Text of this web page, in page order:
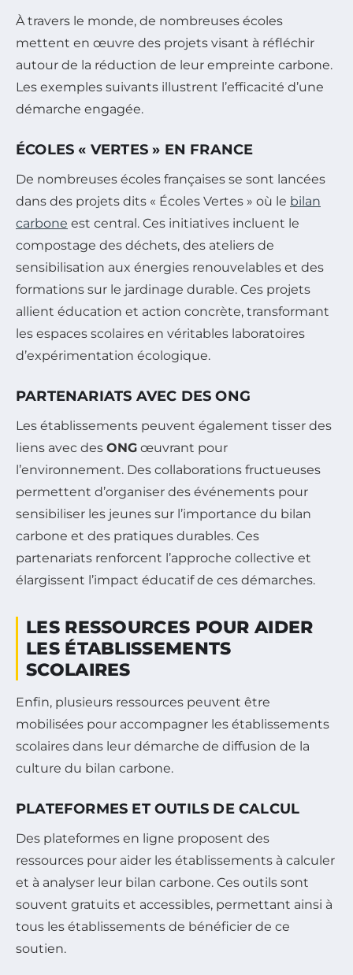
À travers le monde, de nombreuses écoles
mettent en œuvre des projets visant à réfléchir
autour de la réduction de leur empreinte carbone.
Les exemples suivants illustrent l’efficacité d’une
démarche engagée.
ÉCOLES « VERTES » EN FRANCE
De nombreuses écoles françaises se sont lancées
dans des projets dits « Écoles Vertes » où le bilan
carbone est central. Ces initiatives incluent le
compostage des déchets, des ateliers de
sensibilisation aux énergies renouvelables et des
formations sur le jardinage durable. Ces projets
allient éducation et action concrète, transformant
les espaces scolaires en véritables laboratoires
d’expérimentation écologique.
PARTENARIATS AVEC DES ONG
Les établissements peuvent également tisser des
liens avec des ONG œuvrant pour
l’environnement. Des collaborations fructueuses
permettent d’organiser des événements pour
sensibiliser les jeunes sur l’importance du bilan
carbone et des pratiques durables. Ces
partenariats renforcent l’approche collective et
élargissent l’impact éducatif de ces démarches.
LES RESSOURCES POUR AIDER
LES ÉTABLISSEMENTS
SCOLAIRES
Enfin, plusieurs ressources peuvent être
mobilisées pour accompagner les établissements
scolaires dans leur démarche de diffusion de la
culture du bilan carbone.
PLATEFORMES ET OUTILS DE CALCUL
Des plateformes en ligne proposent des
ressources pour aider les établissements à calculer
et à analyser leur bilan carbone. Ces outils sont
souvent gratuits et accessibles, permettant ainsi à
tous les établissements de bénéficier de ce
soutien.